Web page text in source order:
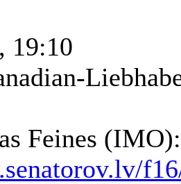
19:10
Feines (IMO):